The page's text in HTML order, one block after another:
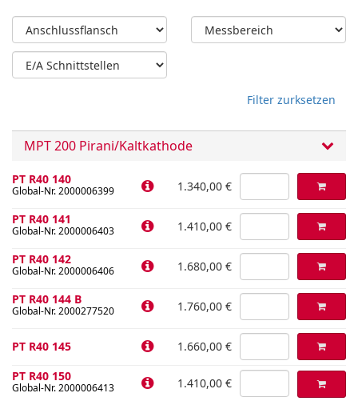
Filter zurksetzen
MPT 200 Pirani/Kaltkathode
PT R40 140
Global-Nr. 2000006399 1.340,00 €
PT R40 141
Global-Nr. 2000006403 1.410,00 €
PT R40 142
Global-Nr. 2000006406 1.680,00 €
PT R40 144 B
Global-Nr. 2000277520 1.760,00 €
PT R40 145
1.660,00 €
PT R40 150
Global-Nr. 2000006413 1.410,00 €